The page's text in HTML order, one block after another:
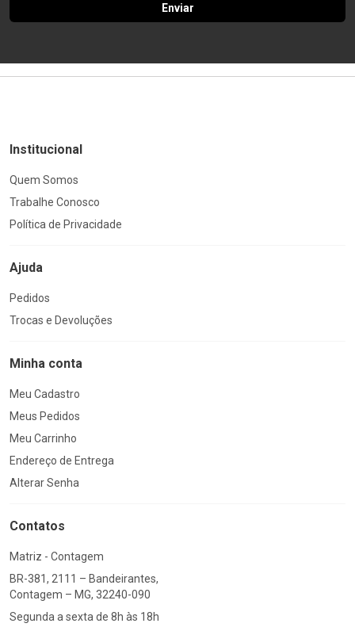
Enviar
Institucional
Quem Somos
Trabalhe Conosco
Política de Privacidade
Ajuda
Pedidos
Trocas e Devoluções
Minha conta
Meu Cadastro
Meus Pedidos
Meu Carrinho
Endereço de Entrega
Alterar Senha
Contatos
Matriz - Contagem
BR-381, 2111 – Bandeirantes,
Contagem – MG, 32240-090
Segunda a sexta de 8h às 18h